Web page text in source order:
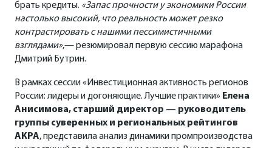
брать кредиты. «Запас прочности у экономики России
настолько высокий, что реальность может резко
контрастировать с нашими пессимистичными
взглядами»,— резюмировал первую сессию марафона
Дмитрий Бутрин.
В рамках сессии «Инвестиционная активность регионов
России: лидеры и догоняющие. Лучшие практики» Елена
Анисимова, старший директор — руководитель
группы суверенных и региональных рейтингов
АКРА, представила анализ динамики промпроизводства